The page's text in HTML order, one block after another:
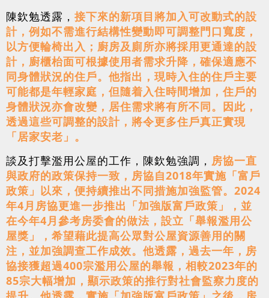
陳欽勉透露， 接下來的新項目將加入可改動式的設
計，例如不需進行結構性變動即可調整門口寬度，
以方便輪椅出入；廚房及廁所亦將採用更通達的設
計，廚櫃枱面可根據使用者需求升降，確保適應不
同身體狀況的住戶。他指出，現時入住的住戶主要
可能都是年輕家庭，但隨着入住時間增加，住戶的
身體狀況亦會改變，居住需求將有所不同。因此，
透過這些可調整的設計，將令更多住戶真正實現
「居家安老」。
談及打擊濫用公屋的工作，陳欽勉強調， 房協一直
與政府的政策保持一致，房協自2018年實施「富戶
政策」以來，便持續推出不同措施加強監管。2024
年4月房協更進一步推出「加強版富戶政策」，並
在今年4月參考房委會的做法，設立「舉報濫用公
屋獎」，希望藉此提高公眾對公屋資源善用的關
注，並加強調查工作成效。他透露，過去一年，房
協接獲超過400宗濫用公屋的舉報，相較2023年的
85宗大幅增加，顯示政策的推行對社會監察力度的